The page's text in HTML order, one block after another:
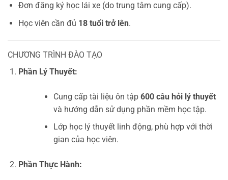
Đơn đăng ký học lái xe (do trung tâm cung cấp).
Học viên cần đủ 18 tuổi trở lên.
CHƯƠNG TRÌNH ĐÀO TẠO
Phần Lý Thuyết:
Cung cấp tài liệu ôn tập 600 câu hỏi lý thuyết
và hướng dẫn sử dụng phần mềm học tập.
Lớp học lý thuyết linh động, phù hợp với thời
gian của học viên.
Phần Thực Hành: